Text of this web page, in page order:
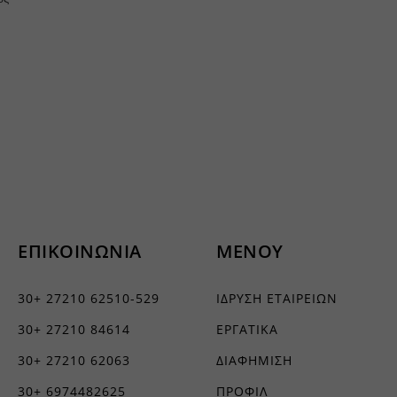
ΕΠΙΚΟΙΝΩΝΙΑ
30+ 27210 62510-529
30+ 27210 84614
30+ 27210 62063
30+ 6974482625
ΜΕΝΟΥ
ΙΔΡΥΣΗ ΕΤΑΙΡΕΙΩΝ
ΕΡΓΑΤΙΚΑ
ΔΙΑΦΗΜΙΣΗ
ΠΡΟΦΙΛ